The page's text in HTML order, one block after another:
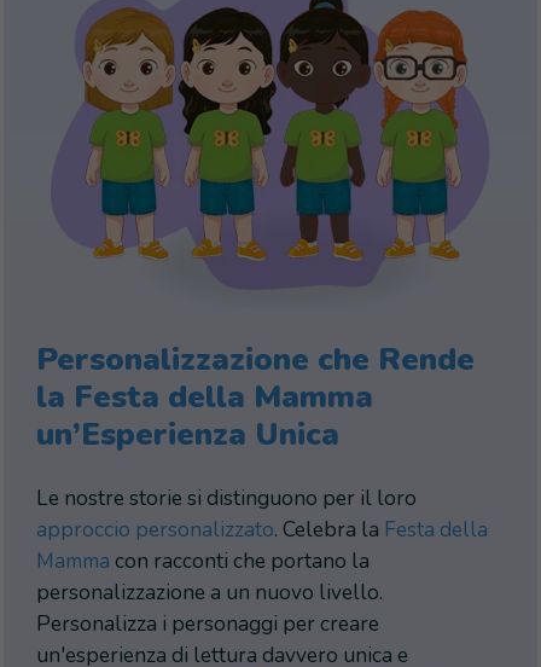
Personalizzazione che Rende
la Festa della Mamma
un’Esperienza Unica
Le nostre storie si distinguono per il loro
approccio personalizzato. Celebra la Festa della
Mamma con racconti che portano la
personalizzazione a un nuovo livello.
Personalizza i personaggi per creare
un'esperienza di lettura davvero unica e